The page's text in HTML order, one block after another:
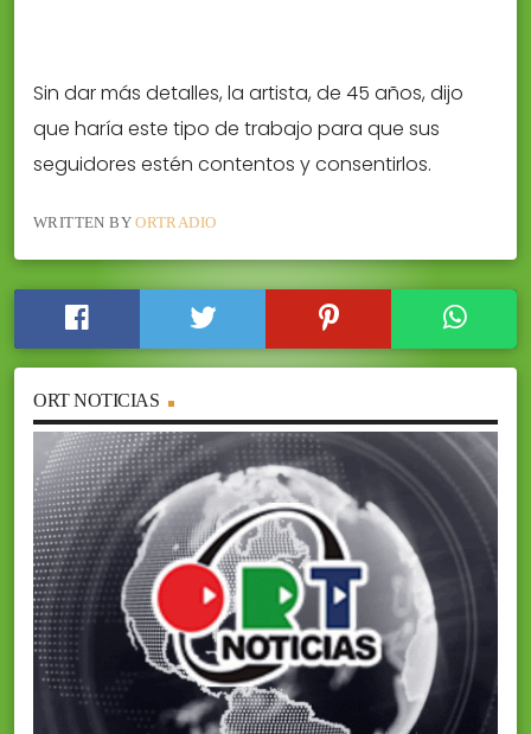
Sin dar más detalles, la artista, de 45 años, dijo
que haría este tipo de trabajo para que sus
seguidores estén contentos y consentirlos.
WRITTEN BYORTRADIO
ORT NOTICIAS